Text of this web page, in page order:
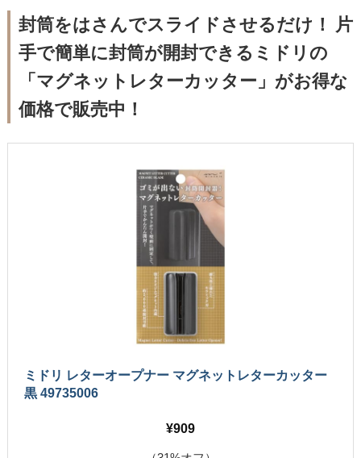
封筒をはさんでスライドさせるだけ！ 片
手で簡単に封筒が開封できるミドリの
「マグネットレターカッター」がお得な
価格で販売中！
ミドリ レターオープナー マグネットレターカッター
黒 49735006
909